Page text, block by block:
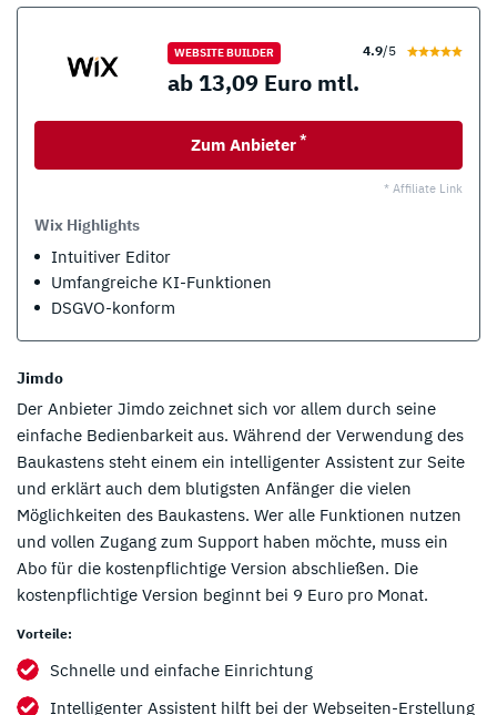
WEBSITE BUILDER 4.9/5
ab 13,09 Euro mtl.
Zum Anbieter *
* Affiliate Link
Wix Highlights
Intuitiver Editor
Umfangreiche KI-Funktionen
DSGVO-konform
Jimdo
Der Anbieter Jimdo zeichnet sich vor allem durch seine
einfache Bedienbarkeit aus. Während der Verwendung des
Baukastens steht einem ein intelligenter Assistent zur Seite
und erklärt auch dem blutigsten Anfänger die vielen
Möglichkeiten des Baukastens. Wer alle Funktionen nutzen
und vollen Zugang zum Support haben möchte, muss ein
Abo für die kostenpflichtige Version abschließen. Die
kostenpflichtige Version beginnt bei 9 Euro pro Monat.
Vorteile:
Schnelle und einfache Einrichtung
Intelligenter Assistent hilft bei der Webseiten-Erstellung